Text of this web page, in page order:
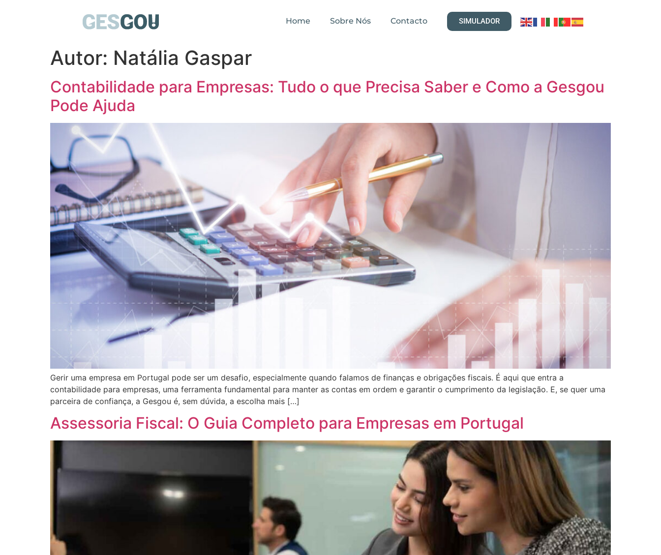
Home Sobre Nós Contacto SIMULADOR
Autor: Natália Gaspar
Contabilidade para Empresas: Tudo o que Precisa Saber e Como a Gesgou
Pode Ajuda
Gerir uma empresa em Portugal pode ser um desafio, especialmente quando falamos de finanças e obrigações fiscais. É aqui que entra a
contabilidade para empresas, uma ferramenta fundamental para manter as contas em ordem e garantir o cumprimento da legislação. E, se quer uma
parceira de confiança, a Gesgou é, sem dúvida, a escolha mais […]
Assessoria Fiscal: O Guia Completo para Empresas em Portugal